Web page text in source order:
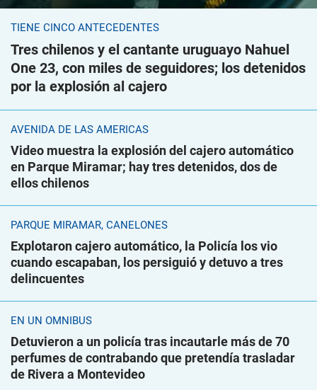
TIENE CINCO ANTECEDENTES
Tres chilenos y el cantante uruguayo Nahuel
One 23, con miles de seguidores; los detenidos
por la explosión al cajero
AVENIDA DE LAS AMÉRICAS
Video muestra la explosión del cajero automático
en Parque Miramar; hay tres detenidos, dos de
ellos chilenos
PARQUE MIRAMAR, CANELONES
Explotaron cajero automático, la Policía los vio
cuando escapaban, los persiguió y detuvo a tres
delincuentes
EN UN ÓMNIBUS
Detuvieron a un policía tras incautarle más de 70
perfumes de contrabando que pretendía trasladar
de Rivera a Montevideo